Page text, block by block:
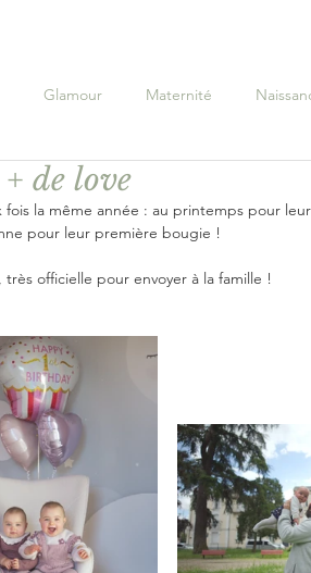
Glamour Maternité
de love
la même année : au printemps pour
pour leur première bougie !
officielle pour envoyer à la famille !